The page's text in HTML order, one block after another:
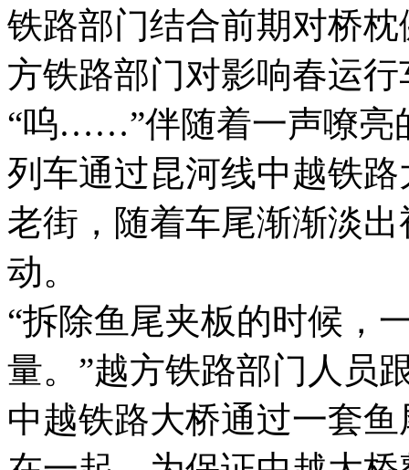
铁路部门结合前期对桥
方铁路部门对影响春运
“呜……”伴随着一声嘹亮
列车通过昆河线中越铁
老街，随着车尾渐渐淡
动。
“拆除鱼尾夹板的时候，
量。”越方铁路部门人员
中越铁路大桥通过一套